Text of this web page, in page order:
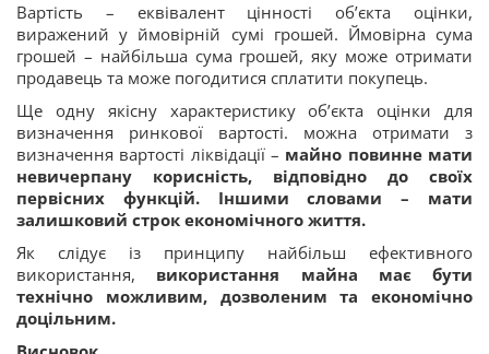
Вартість – еквівалент цінності об’єкта оцінки,
виражений у ймовірній сумі грошей. Ймовірна сума
грошей – найбільша сума грошей, яку може отримати
продавець та може погодитися сплатити покупець.
Ще одну якісну характеристику об’єкта оцінки для
визначення ринкової вартості. можна отримати з
визначення вартості ліквідації – майно повинне мати
невичерпану корисність, відповідно до своїх
первісних функцій. Іншими словами – мати
залишковий строк економічного життя.
Як слідує із принципу найбільш ефективного
використання, використання майна має бути
технічно можливим, дозволеним та економічно
доцільним.